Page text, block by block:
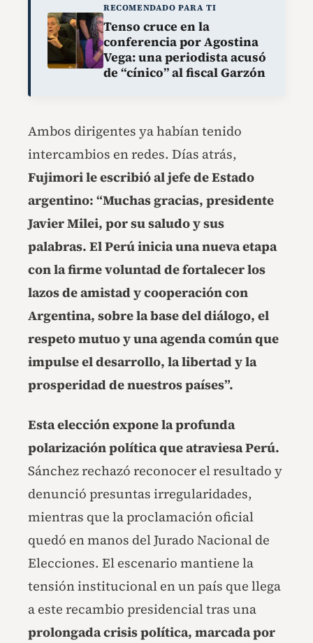
RECOMENDADO PARA TI
Tenso cruce en la
conferencia por Agostina
Vega: una periodista acusó
de “cínico” al fiscal Garzón
Ambos dirigentes ya habían tenido
intercambios en redes. Días atrás,
Fujimori le escribió al jefe de Estado
argentino: “Muchas gracias, presidente
Javier Milei, por su saludo y sus
palabras. El Perú inicia una nueva etapa
con la firme voluntad de fortalecer los
lazos de amistad y cooperación con
Argentina, sobre la base del diálogo, el
respeto mutuo y una agenda común que
impulse el desarrollo, la libertad y la
prosperidad de nuestros países”.
Esta elección expone la profunda
polarización política que atraviesa Perú.
Sánchez rechazó reconocer el resultado y
denunció presuntas irregularidades,
mientras que la proclamación oficial
quedó en manos del Jurado Nacional de
Elecciones. El escenario mantiene la
tensión institucional en un país que llega
a este recambio presidencial tras una
prolongada crisis política, marcada por